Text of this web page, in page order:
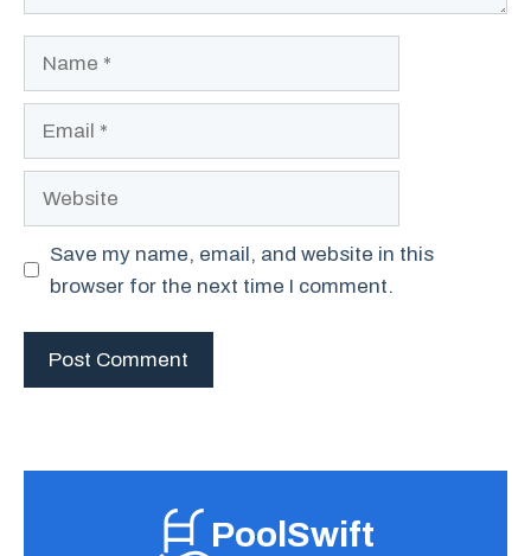
Save my name, email, and website in this
browser for the next time I comment.
PoolSwift